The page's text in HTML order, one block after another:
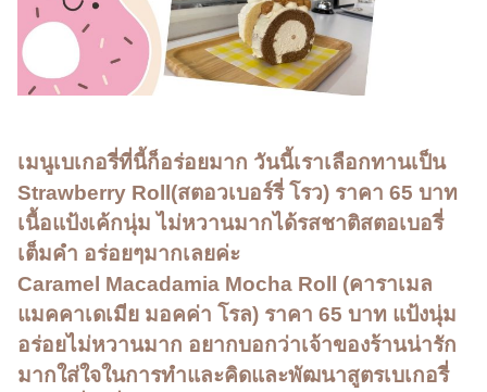
เมนูเบเกอรี่ที่นี้ก็อร่อยมาก วันนี้เราเลือกทานเป็น
Strawberry Roll(สตอวเบอร์รี่ โรว) ราคา 65 บาท
เนื้อแป้งเค้กนุ่ม ไม่หวานมากได้รสชาติสตอเบอรี่
เต็มคำ อร่อยๆมากเลยค่ะ
Caramel Macadamia Mocha Roll (คาราเมล
แมคคาเดเมีย มอคค่า โรล) ราคา 65 บาท แป้งนุ่ม
อร่อยไม่หวานมาก อยากบอกว่าเจ้าของร้านน่ารัก
มากใส่ใจในการทำและคิดและพัฒนาสูตรเบเกอรี่